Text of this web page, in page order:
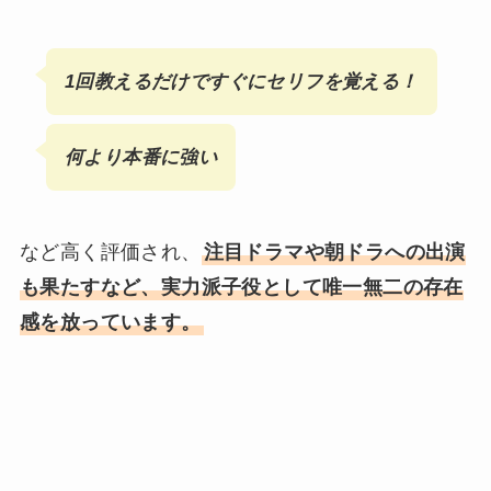
1回教えるだけですぐにセリフを覚える！
何より本番に強い
など高く評価され、 注目ドラマや朝ドラへの出演
も果たすなど、実力派子役として唯一無二の存在
感を放っています。